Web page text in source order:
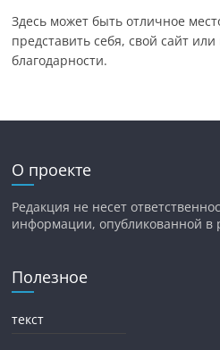
Здесь может быть отличное
представить себя, свой сайт
благодарности.
О проекте
Редакция не несет
информации, опубликованной в
Полезное
текст